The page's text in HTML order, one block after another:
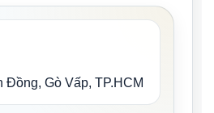
Đồng, Gò Vấp, TP.HCM